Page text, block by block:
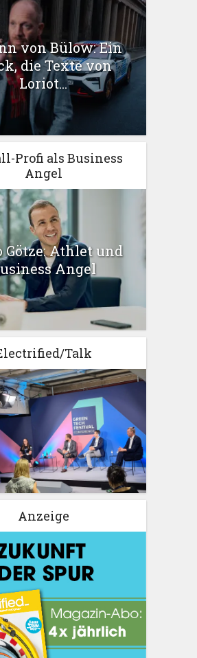
von Bülow: Ein
die Texte von
Loriot...
Profi als Business
Angel
Götze: Athlet und
Angel
Talk
Anzeige